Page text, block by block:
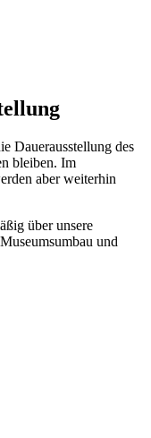
Dauerausstellung des
bleiben. Im
aber weiterhin
über unsere
und